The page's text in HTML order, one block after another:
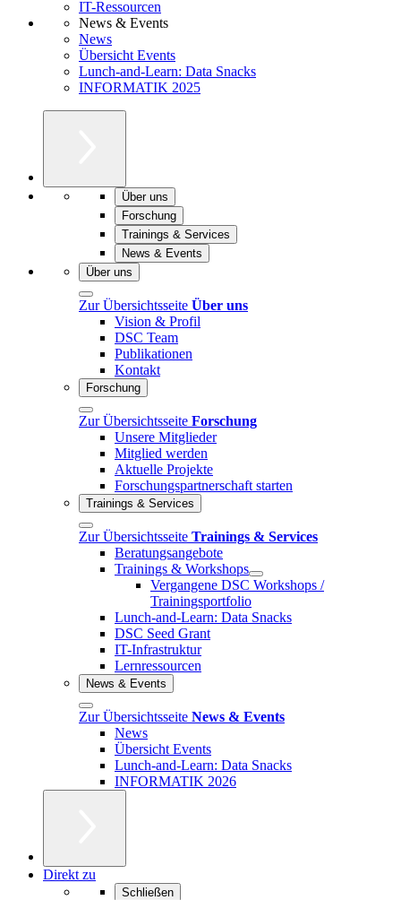
IT-Ressourcen
News & Events
News
Übersicht Events
Lunch-and-Learn: Data Snacks
INFORMATIK 2025
Über uns
Forschung
Trainings & Services
News & Events
Über uns
Zur Übersichtsseite Über uns
Vision & Profil
DSC Team
Publikationen
Kontakt
Forschung
Zur Übersichtsseite Forschung
Unsere Mitglieder
Mitglied werden
Aktuelle Projekte
Forschungspartnerschaft starten
Trainings & Services
Zur Übersichtsseite Trainings & Services
Beratungsangebote
Trainings & Workshops
Vergangene DSC Workshops /
Trainingsportfolio
Lunch-and-Learn: Data Snacks
DSC Seed Grant
IT-Infrastruktur
Lernressourcen
News & Events
Zur Übersichtsseite News & Events
News
Übersicht Events
Lunch-and-Learn: Data Snacks
INFORMATIK 2026
Direkt zu
Schließen